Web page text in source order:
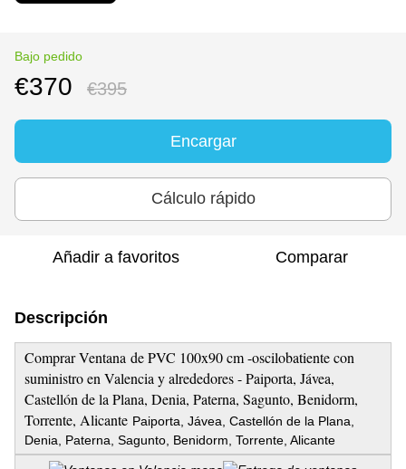
Bajo pedido
€370 €395
Encargar
Cálculo rápido
Añadir a favoritos Comparar
Descripción
Comprar Ventana de PVC 100x90 cm -oscilobatiente con
suministro en Valencia y alrededores - Paiporta, Jávea,
Castellón de la Plana, Denia, Paterna, Sagunto, Benidorm,
Torrente, Alicante Paiporta, Jávea, Castellón de la Plana,
Denia, Paterna, Sagunto, Benidorm, Torrente, Alicante